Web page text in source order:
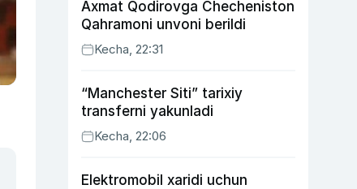
Axmat Qodirovga Checheniston
Qahramoni unvoni berildi
Kecha, 22:31
“Manchester Siti” tarixiy
transferni yakunladi
Kecha, 22:06
Elektromobil xaridi uchun